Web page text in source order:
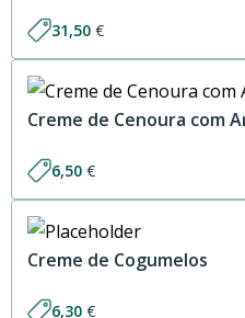
31,50 €
Creme de Cenoura com
6,50 €
Creme de Cogumelos
6,30 €